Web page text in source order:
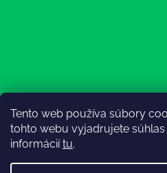
Tento web používa súbory
tohto webu vyjadrujete súhlas
informáciítu.
Sledovať na